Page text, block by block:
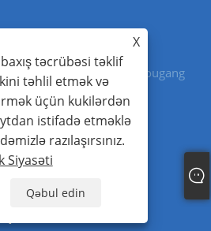
və Texnologiya Parkı, 26 Lougang
Çin.
X
təcrübəsi təklif
təhlil etmək və
üçün kukilərdən
istifadə etməklə
razılaşırsınız.
Siyasəti
Qəbul edin